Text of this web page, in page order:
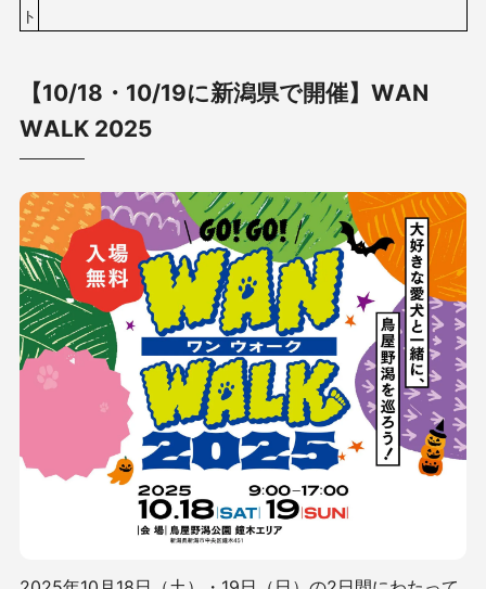
ト
【10/18・10/19に新潟県で開催】WAN
WALK 2025